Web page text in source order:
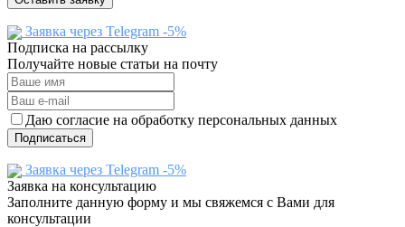
Заявка через Telegram -5%
Подписка на рассылку
Получайте новые статьи на почту
Даю согласие на обработку персональных данных
Подписаться
Заявка через Telegram -5%
Заявка на консультацию
Заполните данную форму и мы свяжемся с Вами для
консультации